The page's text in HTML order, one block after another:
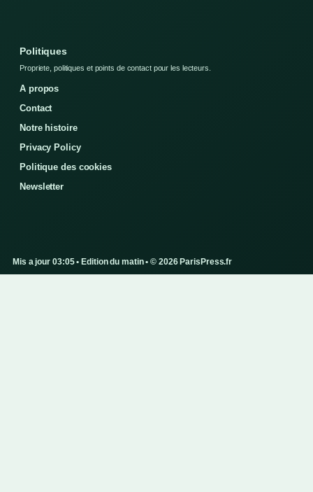
Politiques
Propriete, politiques et points de contact pour les lecteurs.
A propos
Contact
Notre histoire
Privacy Policy
Politique des cookies
Newsletter
Mis a jour 03:05 • Edition du matin • © 2026 ParisPress.fr